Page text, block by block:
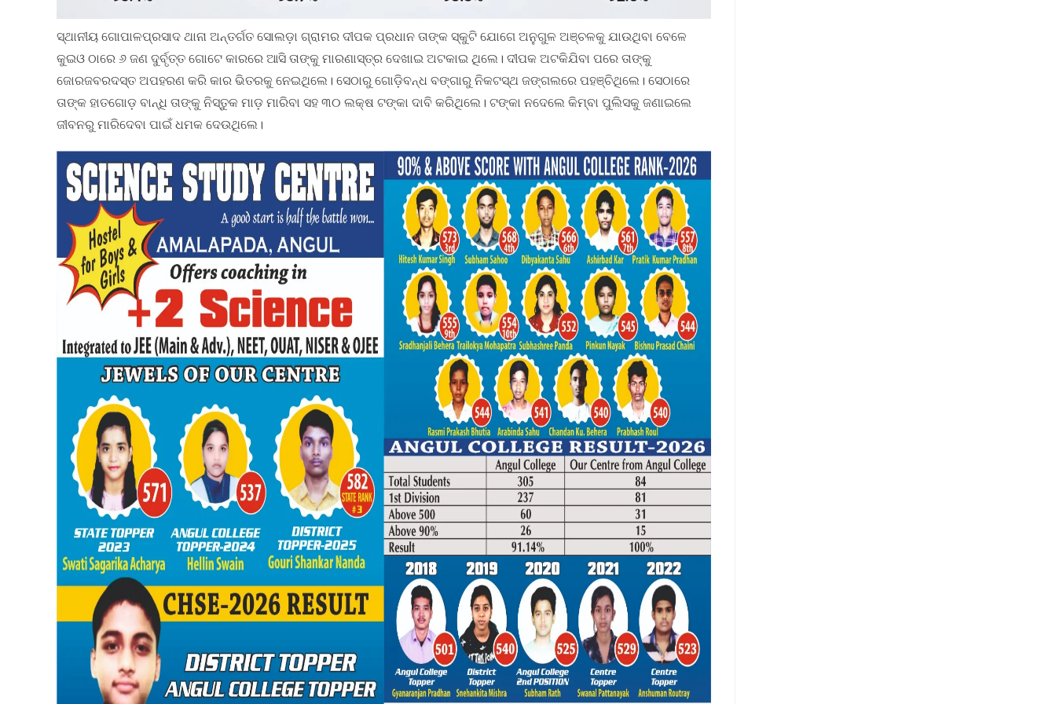
ସ୍ଥାନୀୟ ଗୋପାଳପ୍ରସାଦ ଥାନା ଅନ୍ତର୍ଗତ ସୋଲଡ଼ା ଗ୍ରାମର ଦୀପକ ପ୍ରଧାନ ତାଙ୍କ ସ୍କୁଟି ଯୋଗେ ଅନୁଗୁଳ ଅଞ୍ଚଳକୁ ଯାଉଥିବା ବେଳେ
କୁଇଓ ଠାରେ ୬ ଜଣ ଦୁର୍ବୃତ୍ତ ଗୋଟେ କାରରେ ଆସି ତାଙ୍କୁ ମାରଣାସ୍ତ୍ର ଦେଖାଇ ଅଟକାଇ ଥିଲେ। ଦୀପକ ଅଟକିଯିବା ପରେ ତାଙ୍କୁ
ଜୋରଜବରଦସ୍ତ ଅପହରଣ କରି କାର ଭିତରକୁ ନେଇଥିଲେ। ସେଠାରୁ ଗୋଡ଼ିବନ୍ଧ ବଙ୍ଗାରୁ ନିକଟସ୍ଥ ଜଙ୍ଗଲରେ ପହଞ୍ଚିଥିଲେ। ସେଠାରେ
ତାଙ୍କ ହାତଗୋଡ଼ ବାନ୍ଧି ତାଙ୍କୁ ନିସ୍ତୁକ ମାଡ଼ ମାରିବା ସହ ୩୦ ଲକ୍ଷ ଟଙ୍କା ଦାବି କରିଥିଲେ। ଟଙ୍କା ନଦେଲେ କିମ୍ବା ପୁଲିସକୁ ଜଣାଇଲେ
ଜୀବନରୁ ମାରିଦେବା ପାଇଁ ଧମକ ଦେଉଥିଲେ।